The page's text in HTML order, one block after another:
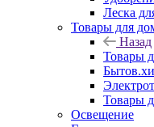
Леска
Товары для
Назад
Товары
Товары
Освещение